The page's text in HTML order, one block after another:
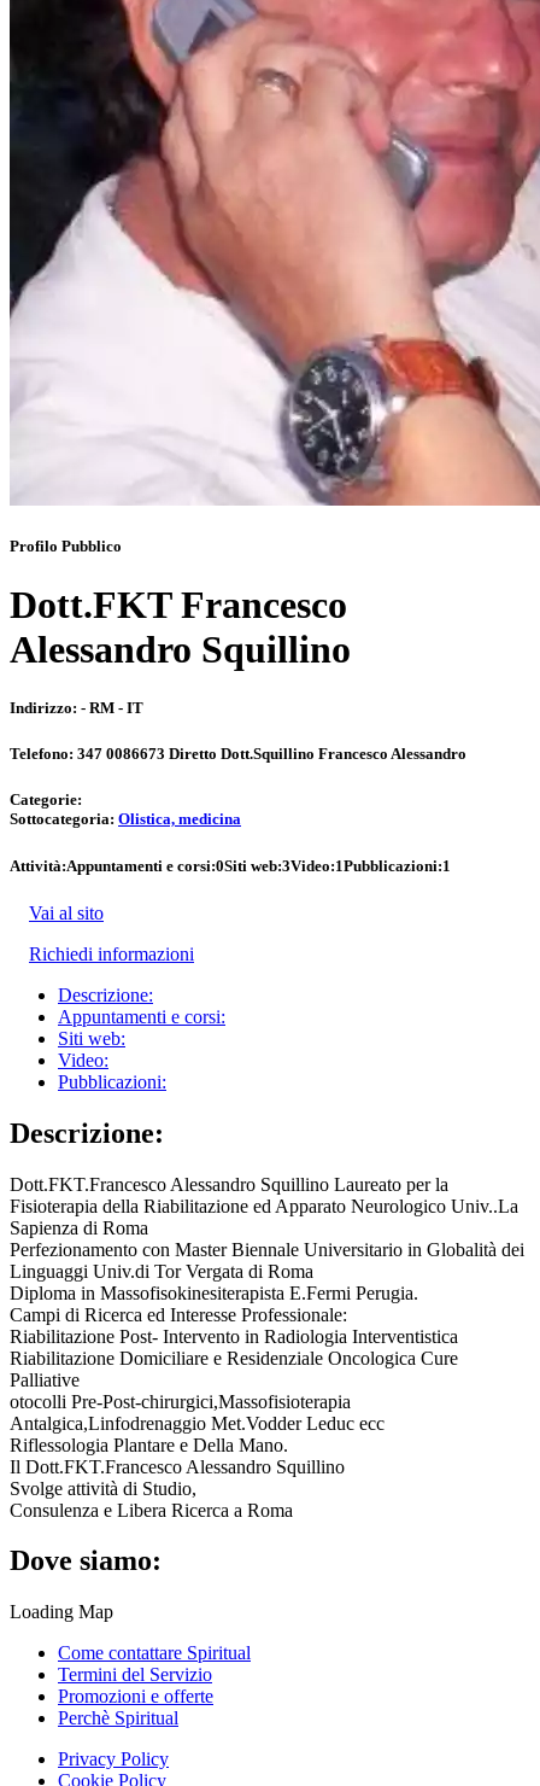
Profilo Pubblico
Dott.FKT Francesco
Alessandro Squillino
Indirizzo: - RM - IT
Telefono: 347 0086673 Diretto Dott.Squillino Francesco Alessandro
Categorie:
Sottocategoria: Olistica, medicina
Attività:Appuntamenti e corsi:0Siti web:3Video:1Pubblicazioni:1
Vai al sito
Richiedi informazioni
Descrizione:
Appuntamenti e corsi:
Siti web:
Video:
Pubblicazioni:
Descrizione:
Dott.FKT.Francesco Alessandro Squillino Laureato per la
Fisioterapia della Riabilitazione ed Apparato Neurologico Univ..La
Sapienza di Roma
Perfezionamento con Master Biennale Universitario in Globalità dei
Linguaggi Univ.di Tor Vergata di Roma
Diploma in Massofisokinesiterapista E.Fermi Perugia.
Campi di Ricerca ed Interesse Professionale:
Riabilitazione Post- Intervento in Radiologia Interventistica
Riabilitazione Domiciliare e Residenziale Oncologica Cure
Palliative
otocolli Pre-Post-chirurgici,Massofisioterapia
Antalgica,Linfodrenaggio Met.Vodder Leduc ecc
Riflessologia Plantare e Della Mano.
Il Dott.FKT.Francesco Alessandro Squillino
Svolge attività di Studio,
Consulenza e Libera Ricerca a Roma
Dove siamo:
Loading Map
Come contattare Spiritual
Termini del Servizio
Promozioni e offerte
Perchè Spiritual
Privacy Policy
Cookie Policy